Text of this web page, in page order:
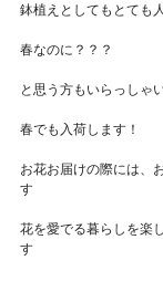
Featured Posts
鉢植えとしてもとても
春なのに？？？
と思う方もいらっしゃ
春でも入荷します！
お花お届けの際には、
す
花を愛でる暮らしを楽
す